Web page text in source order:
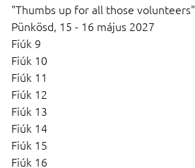
"Thumbs up for all those volunteers"
Pünkösd, 15 - 16 május 2027
Fiúk 9
Fiúk 10
Fiúk 11
Fiúk 12
Fiúk 13
Fiúk 14
Fiúk 15
Fiúk 16